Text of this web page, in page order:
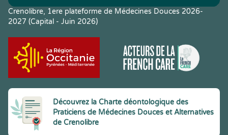
Crenolibre, 1ere plateforme de Médecines Douces 2026-
2027 (Capital - Juin 2026)
Découvrez la Charte déontologique des
Praticiens de Médecines Douces et Alternatives
de Crenolibre